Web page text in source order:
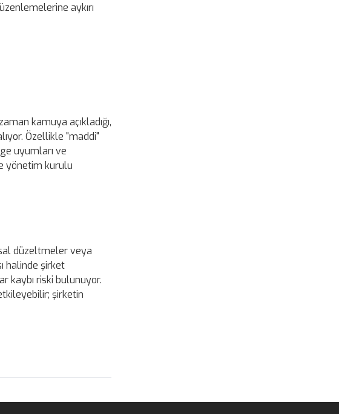
aykırı
kamuya açıkladığı,
Özellikle "maddi"
uyumları ve
yönetim kurulu
düzeltmeler veya
halinde şirket
kaybı riski bulunuyor.
şirketin